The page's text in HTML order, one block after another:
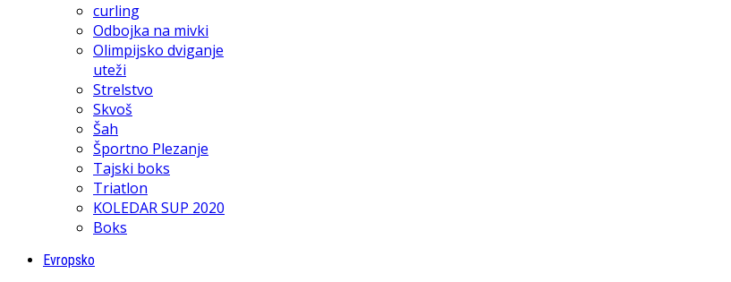
curling
Odbojka na mivki
Olimpijsko dviganje
uteži
Strelstvo
Skvoš
Šah
Športno Plezanje
Tajski boks
Triatlon
KOLEDAR SUP 2020
Boks
Evropsko